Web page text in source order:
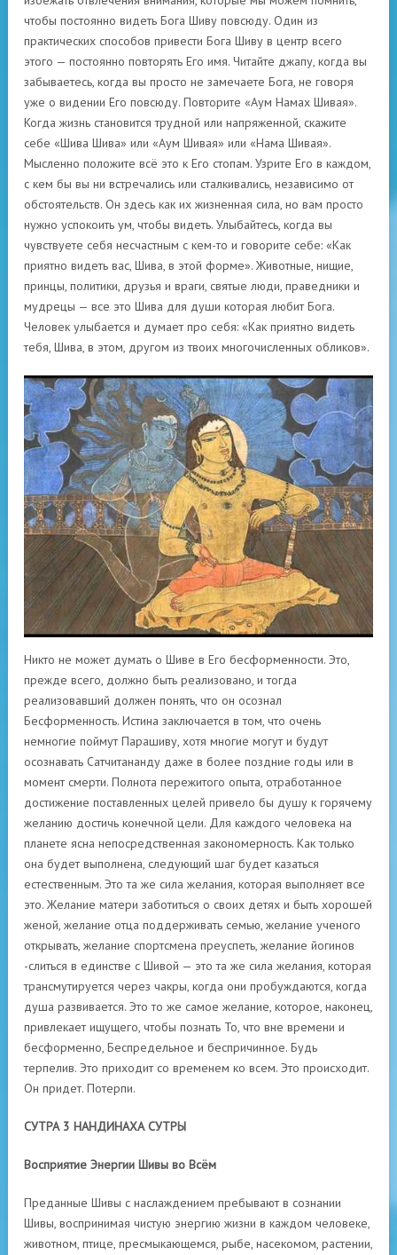
чтобы постоянно видеть Бога Шиву повсюду. Один из
практических способов привести Бога Шиву в центр всего
этого — постоянно повторять Его имя. Читайте джапу, когда вы
забываетесь, когда вы просто не замечаете Бога, не говоря
уже о видении Его повсюду. Повторите «Аум Намах Шивая».
Когда жизнь становится трудной или напряженной, скажите
себе «Шива Шива» или «Аум Шивая» или «Нама Шивая».
Мысленно положите всё это к Его стопам. Узрите Его в каждом,
с кем бы вы ни встречались или сталкивались, независимо от
обстоятельств. Он здесь как их жизненная сила, но вам просто
нужно успокоить ум, чтобы видеть. Улыбайтесь, когда вы
чувствуете себя несчастным с кем-то и говорите себе: «Как
приятно видеть вас, Шива, в этой форме». Животные, нищие,
принцы, политики, друзья и враги, святые люди, праведники и
мудрецы — все это Шива для души которая любит Бога.
Человек улыбается и думает про себя: «Как приятно видеть
тебя, Шива, в этом, другом из твоих многочисленных обликов».
Никто не может думать о Шиве в Его бесформенности. Это,
прежде всего, должно быть реализовано, и тогда
реализовавший должен понять, что он осознал
Бесформенность. Истина заключается в том, что очень
немногие поймут Парашиву, хотя многие могут и будут
осознавать Сатчитананду даже в более поздние годы или в
момент смерти. Полнота пережитого опыта, отработанное
достижение поставленных целей привело бы душу к горячему
желанию достичь конечной цели. Для каждого человека на
планете ясна непосредственная закономерность. Как только
она будет выполнена, следующий шаг будет казаться
естественным. Это та же сила желания, которая выполняет все
это. Желание матери заботиться о своих детях и быть хорошей
женой, желание отца поддерживать семью, желание ученого
открывать, желание спортсмена преуспеть, желание йогинов
-слиться в единстве с Шивой — это та же сила желания, которая
трансмутируется через чакры, когда они пробуждаются, когда
душа развивается. Это то же самое желание, которое, наконец,
привлекает ищущего, чтобы познать То, что вне времени и
бесформенно, Беспредельное и беспричинное. Будь
терпелив. Это приходит со временем ко всем. Это происходит.
Он придет. Потерпи.
СУТРА 3 НАНДИНАХА СУТРЫ
Восприятие Энергии Шивы во Всём
Преданные Шивы с наслаждением пребывают в сознании
Шивы, воспринимая чистую энергию жизни в каждом человеке,
животном, птице, пресмыкающемся, рыбе, насекомом, растении,